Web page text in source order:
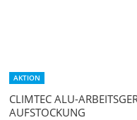
AKTION
CLIMTEC ALU-
AUFSTOCKUNG